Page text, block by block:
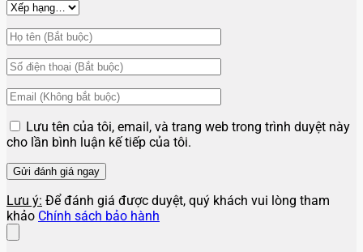
Lưu tên của tôi, email, và trang web trong trình duyệt này
cho lần bình luận kế tiếp của tôi.
Lưu ý: Để đánh giá được duyệt, quý khách vui lòng tham
khảo Chính sách bảo hành